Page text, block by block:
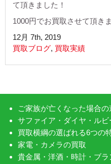
て頂きました！
1000円でお買取させて頂き
12月 7th, 2019
買取ブログ, 買取実績
ご家族が亡くなった場合の
サファイア・ダイヤ・ル
買取横綱の選ばれる6つの
家電・カメラの買取
貴金属・洋酒・時計・ブラ